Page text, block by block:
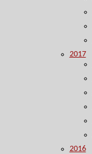
2017
2016